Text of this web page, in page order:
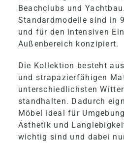
Kontakt
Beachclubs und
Standardmodelle sind in
und für den intensiven
Außenbereich konzipiert.
Die Kollektion besteht
und strapazierfähigen
unterschiedlichsten
standhalten. Dadurch
Möbel ideal für
Ästhetik und
wichtig sind und dabei